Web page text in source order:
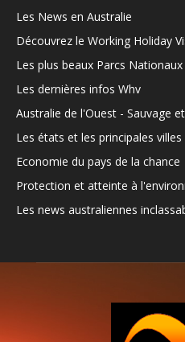
Les News en Australie
Découvrez le Working Holiday
Les plus beaux Parcs Nationaux
Les dernières infos Whv
Australie de l'Ouest - Sauvage
Les états et les principales villes
Economie du pays de la chance
Protection et atteinte à
Les news australiennes